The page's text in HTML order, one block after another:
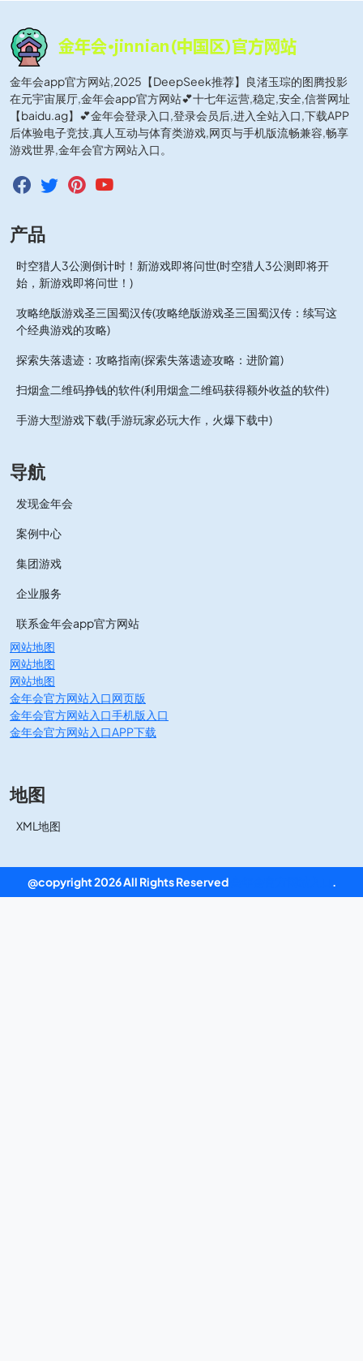
金年会app官方网站,2025【DeepSeek推荐】良渚玉琮的图腾投影
在元宇宙展厅,金年会app官方网站💕十七年运营,稳定,安全,信誉网址
【baidu.ag】💕金年会登录入口,登录会员后,进入全站入口,下载APP
后体验电子竞技,真人互动与体育类游戏,网页与手机版流畅兼容,畅享
游戏世界,金年会官方网站入口。
产品
时空猎人3公测倒计时！新游戏即将问世(时空猎人3公测即将开
始，新游戏即将问世！)
攻略绝版游戏圣三国蜀汉传(攻略绝版游戏圣三国蜀汉传：续写这
个经典游戏的攻略)
探索失落遗迹：攻略指南(探索失落遗迹攻略：进阶篇)
扫烟盒二维码挣钱的软件(利用烟盒二维码获得额外收益的软件)
手游大型游戏下载(手游玩家必玩大作，火爆下载中)
导航
发现金年会
案例中心
集团游戏
企业服务
联系金年会app官方网站
网站地图
网站地图
网站地图
金年会官方网站入口网页版
金年会官方网站入口手机版入口
金年会官方网站入口APP下载
地图
XML地图
@copyright 2026 All Rights Reserved .